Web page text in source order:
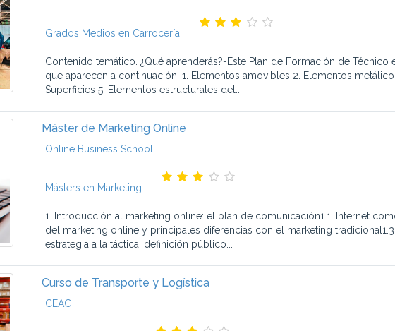
Grados Medios en Carrocería
Contenido temático. ¿Qué aprenderás?-Este Plan de Formación de
que aparecen a continuación: 1. Elementos amovibles 2. Elementos
Superficies 5. Elementos estructurales del...
Máster de Marketing Online
Online Business School
Másters en Marketing
1. Introducción al marketing online: el plan de comunicación1.1. Internet
del marketing online y principales diferencias con el marketing
estrategia a la táctica: definición público...
Curso de Transporte y Logística
CEAC